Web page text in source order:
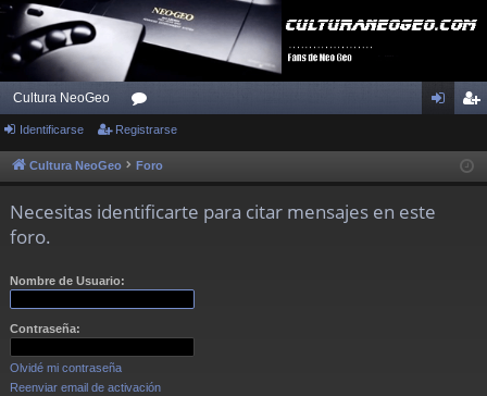
Cultura NeoGeo
or
os ist
Identificarse Registrarse
Cultura NeoGeo Foro
Necesitas identificarte para citar mensajes en este
foro.
Nombre de Usuario:
Contraseña:
Olvidé mi contraseña
Reenviar email de activación